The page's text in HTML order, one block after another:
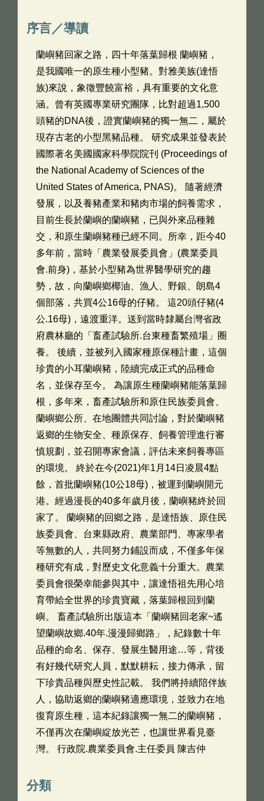
序言／導讀
蘭嶼豬回家之路，四十年落葉歸根 蘭嶼豬，
是我國唯一的原生種小型豬。對雅美族(達悟
族)來說，象徵豐饒富裕，具有重要的文化意
涵。曾有英國專業研究團隊，比對超過1,500
頭豬的DNA後，證實蘭嶼豬的獨一無二，屬於
現存古老的小型黑豬品種。 研究成果並發表於
國際著名美國國家科學院院刊 (Proceedings of
the National Academy of Sciences of the
United States of America, PNAS)。 隨著經濟
發展，以及養豬產業和豬肉市場的飼養需求，
目前生長於蘭嶼的蘭嶼豬，已與外來品種雜
交，和原生蘭嶼豬種已經不同。所幸，距今40
多年前，當時「農業發展委員會」(農業委員
會.前身)，基於小型豬為世界醫學研究的趨
勢，故，向蘭嶼鄉椰油、漁人、野銀、朗島4
個部落，共買4公16母的仔豬。 這20頭仔豬(4
公.16母)，遠渡重洋。送到當時隸屬台灣省政
府農林廳的「畜產試驗所.台東種畜繁殖場」圈
養。 後續，並被列入國家種原保種計畫，這個
珍貴的小耳蘭嶼豬，陸續完成正式的品種命
名，並保存至今。 為讓原生種蘭嶼豬能落葉歸
根，多年來，畜產試驗所和原住民族委員會、
蘭嶼鄉公所、在地團體共同討論，對於蘭嶼豬
返鄉的生物安全、種原保存、飼養管理進行審
慎規劃，並召開專家會議，評估未來飼養專區
的環境。 終於在今(2021)年1月14日凌晨4點
餘，首批蘭嶼豬(10公18母)，被運到蘭嶼開元
港。經過漫長的40多年歲月後，蘭嶼豬終於回
家了。 蘭嶼豬的回鄉之路，是達悟族、原住民
族委員會、台東縣政府、農業部門、專家學者
等無數的人，共同努力鋪設而成，不僅多年保
種研究有成，對歷史文化意義十分重大。農業
委員會很榮幸能參與其中，讓達悟祖先用心培
育帶給全世界的珍貴寶藏，落葉歸根回到蘭
嶼。 畜產試驗所出版這本「蘭嶼豬回老家~遙
望蘭嶼故鄉.40年.漫漫歸鄉路」，紀錄數十年
品種的命名、保存、發展生醫用途…等，背後
有好幾代研究人員，默默耕耘，接力傳承，留
下珍貴品種與歷史性記載。 我們將持續陪伴族
人，協助返鄉的蘭嶼豬適應環境，並致力在地
復育原生種，這本紀錄讓獨一無二的蘭嶼豬，
不僅再次在蘭嶼綻放光芒，也讓世界看見臺
灣。 行政院.農業委員會.主任委員 陳吉仲
分類